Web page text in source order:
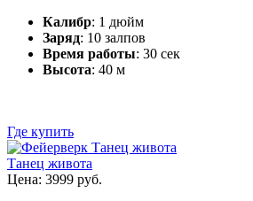
Калибр: 1 дюйм
Заряд: 10 залпов
Время работы: 30 сек
Высота: 40 м
Где купить
Танец живота
Цена: 3999 руб.